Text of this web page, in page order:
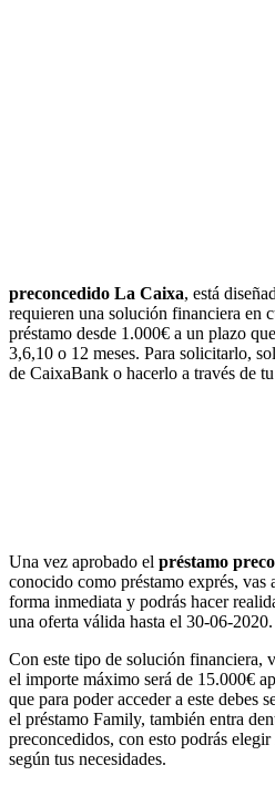
preconcedido La Caixa, está
requieren una solución financiera en
préstamo desde 1.000€ a un plazo
3,6,10 o 12 meses. Para solicitarlo,
de CaixaBank o hacerlo a través de
Una vez aprobado el préstamo
conocido como préstamo exprés, vas
forma inmediata y podrás hacer
una oferta válida hasta el 30-06-2020.
Con este tipo de solución financiera,
el importe máximo será de 15.000€
que para poder acceder a este debes
el préstamo Family, también entra
preconcedidos, con esto podrás
según tus necesidades.